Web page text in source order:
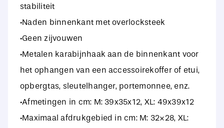
stabiliteit
·Naden binnenkant met overlocksteek
·Geen zijvouwen
·Metalen karabijnhaak aan de binnenkant voor
het ophangen van een accessoirekoffer of etui,
opbergtas, sleutelhanger, portemonnee, enz.
·Afmetingen in cm: M: 39x35x12, XL: 49x39x12
·Maximaal afdrukgebied in cm: M: 32×28, XL: